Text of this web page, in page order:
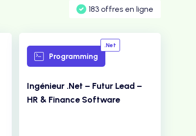
183 offres en ligne
Programming
.Net
Ingénieur .Net – Futur Lead –
HR & Finance Software